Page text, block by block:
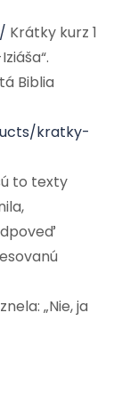
Krátky kurz 1
Biblia
kratky-
to texty
„Nie, ja